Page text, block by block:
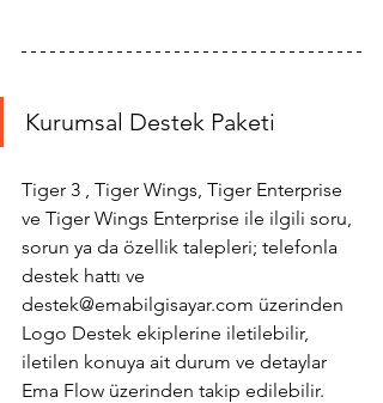
Kurumsal Destek Paketi
Tiger 3 , Tiger Wings, Tiger Enterprise
ve Tiger Wings Enterprise ile ilgili soru,
sorun ya da özellik talepleri; telefonla
destek hattı ve
destek@emabilgisayar.com üzerinden
Logo Destek ekiplerine iletilebilir,
iletilen konuya ait durum ve detaylar
Ema Flow üzerinden takip edilebilir.